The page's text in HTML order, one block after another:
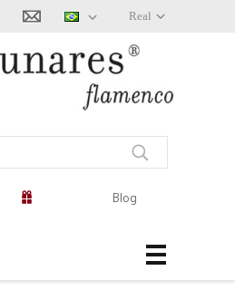
Real
Blog